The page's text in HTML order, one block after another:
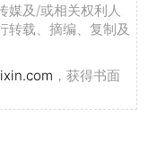
媒及/或相关权利人
转载、摘编、复制及
，获得书面